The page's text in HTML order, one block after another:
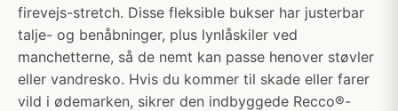
firevejs-stretch. Disse fleksible bukser har justerbar
talje- og benåbninger, plus lynlåskiler ved
manchetterne, så de nemt kan passe henover støvler
eller vandresko. Hvis du kommer til skade eller farer
vild i ødemarken, sikrer den indbyggede Recco®-